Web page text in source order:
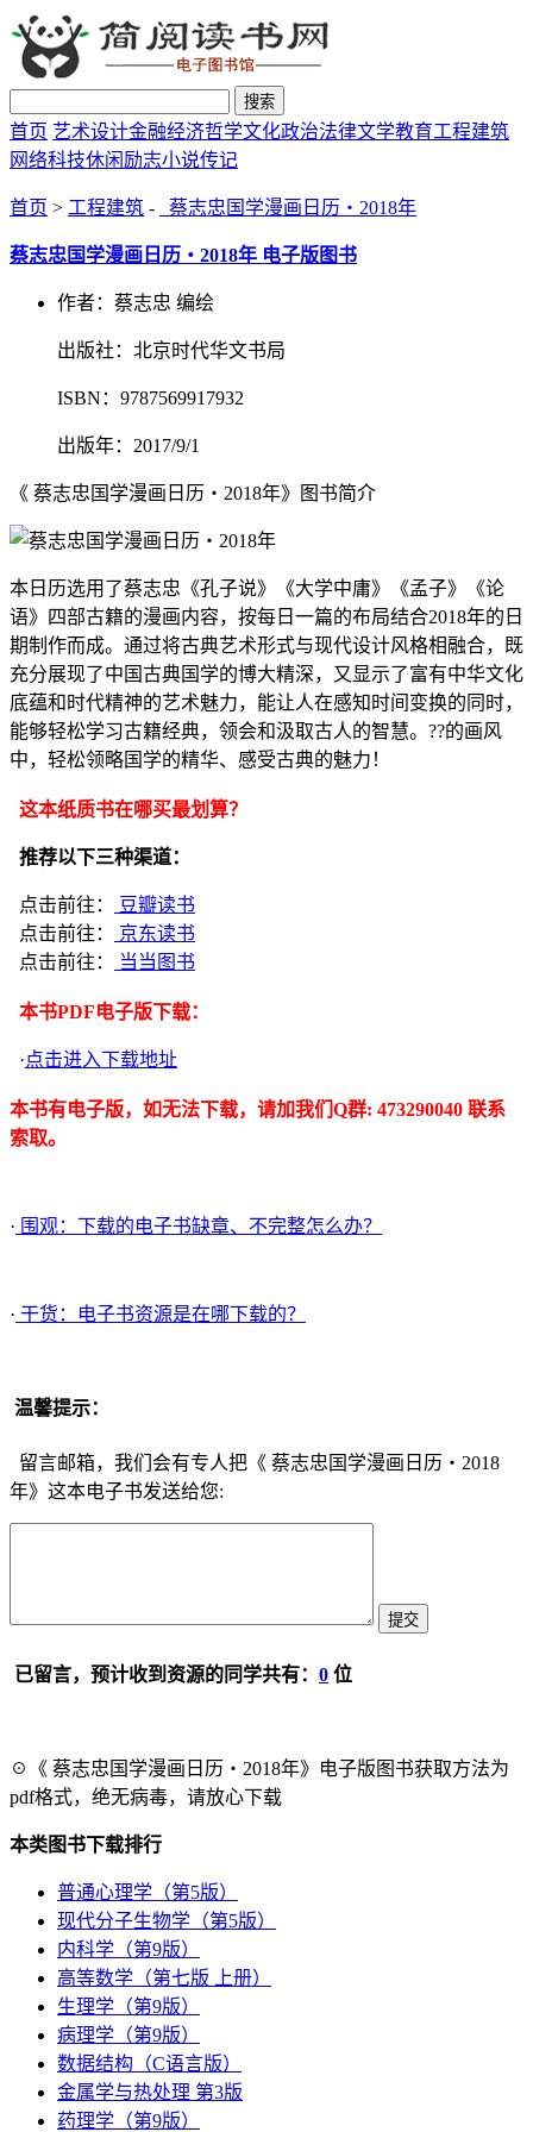
搜索
首页 艺术设计金融经济哲学文化政治法律文学教育工程建筑
网络科技休闲励志小说传记
首页 > 工程建筑 - 蔡志忠国学漫画日历・2018年
蔡志忠国学漫画日历・2018年 电子版图书
作者：蔡志忠 编绘
出版社：北京时代华文书局
ISBN：9787569917932
出版年：2017/9/1
《 蔡志忠国学漫画日历・2018年》图书简介
本日历选用了蔡志忠《孔子说》《大学中庸》《孟子》《论
语》四部古籍的漫画内容，按每日一篇的布局结合2018年的日
期制作而成。通过将古典艺术形式与现代设计风格相融合，既
充分展现了中国古典国学的博大精深，又显示了富有中华文化
底蕴和时代精神的艺术魅力，能让人在感知时间变换的同时，
能够轻松学习古籍经典，领会和汲取古人的智慧。??的画风
中，轻松领略国学的精华、感受古典的魅力！
这本纸质书在哪买最划算？
推荐以下三种渠道：
点击前往：
豆瓣读书
点击前往：
京东读书
点击前往：
当当图书
本书PDF电子版下载：
·点击进入下载地址
本书有电子版，如无法下载，请加我们Q群: 473290040 联系
索取。
· 围观：下载的电子书缺章、不完整怎么办？
· 干货：电子书资源是在哪下载的？
温馨提示：
留言邮箱，我们会有专人把《 蔡志忠国学漫画日历・2018
年》这本电子书发送给您:
已留言，预计收到资源的同学共有： 0 位
☉《 蔡志忠国学漫画日历・2018年》电子版图书获取方法为
pdf格式，绝无病毒，请放心下载
本类图书下载排行
普通心理学（第5版）
现代分子生物学（第5版）
内科学（第9版）
高等数学（第七版 上册）
生理学（第9版）
病理学（第9版）
数据结构（C语言版）
金属学与热处理 第3版
药理学（第9版）